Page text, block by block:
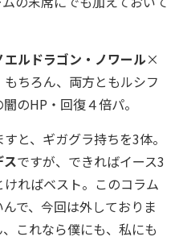
エルドラゴン・ノワール×
もちろん、両方ともルシフ
のHP・回復４倍パ。
と、ギガグラ持ちを3体。
スですが、できればイース3
ければベスト。このコラム
で、今回は外しておりま
これなら僕にも、私にも